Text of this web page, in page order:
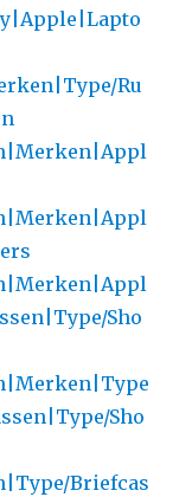
Ru
Sho
Sho
Briefcas